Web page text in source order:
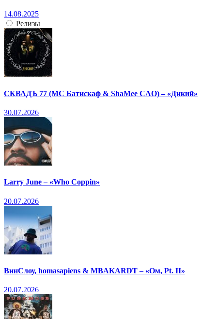
14.08.2025
Релизы
СКВАДЪ 77 (МС Батискаф & ShaMee CAO) – «Дикий»
30.07.2026
Larry June – «Who Coppin»
20.07.2026
ВинСлоу, homasapiens & MBAKARDT – «Ом, Pt. II»
20.07.2026